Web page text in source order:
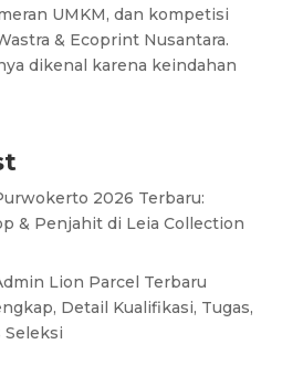
UMKM, dan kompetisi
& Ecoprint Nusantara.
dikenal karena keindahan
2026 Terbaru:
& Penjahit di Leia Collection
Lion Parcel Terbaru
Detail Kualifikasi, Tugas,
Seleksi